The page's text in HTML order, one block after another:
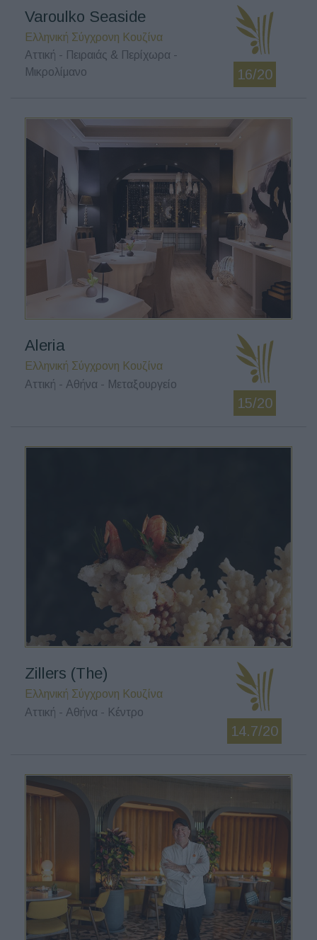
Varoulko Seaside
Ελληνική Σύγχρονη Κουζίνα
Αττική - Πειραιάς & Περίχωρα -
Μικρολίμανο
16/20
Aleria
Ελληνική Σύγχρονη Κουζίνα
Αττική - Αθήνα - Μεταξουργείο
15/20
Zillers (The)
Ελληνική Σύγχρονη Κουζίνα
Αττική - Αθήνα - Κέντρο
14.7/20